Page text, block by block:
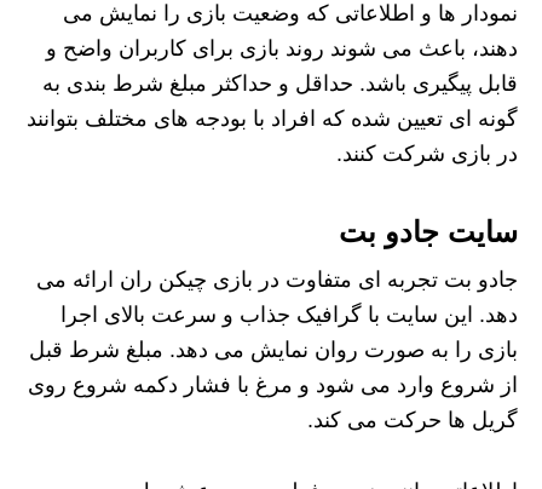
نمودار ها و اطلاعاتی که وضعیت بازی را نمایش می
دهند، باعث می شوند روند بازی برای کاربران واضح و
قابل پیگیری باشد. حداقل و حداکثر مبلغ شرط بندی به
گونه ای تعیین شده که افراد با بودجه های مختلف بتوانند
در بازی شرکت کنند.
سایت جادو بت
جادو بت تجربه ای متفاوت در بازی چیکن ران ارائه می
دهد. این سایت با گرافیک جذاب و سرعت بالای اجرا
بازی را به صورت روان نمایش می دهد. مبلغ شرط قبل
از شروع وارد می شود و مرغ با فشار دکمه شروع روی
گریل ها حرکت می کند.